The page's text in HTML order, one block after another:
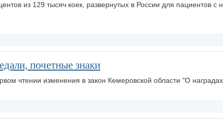
из 129 тысяч коек, развернутых в России для пациентов с
почетные знаки
чтении изменения в закон Кемеровской области "О